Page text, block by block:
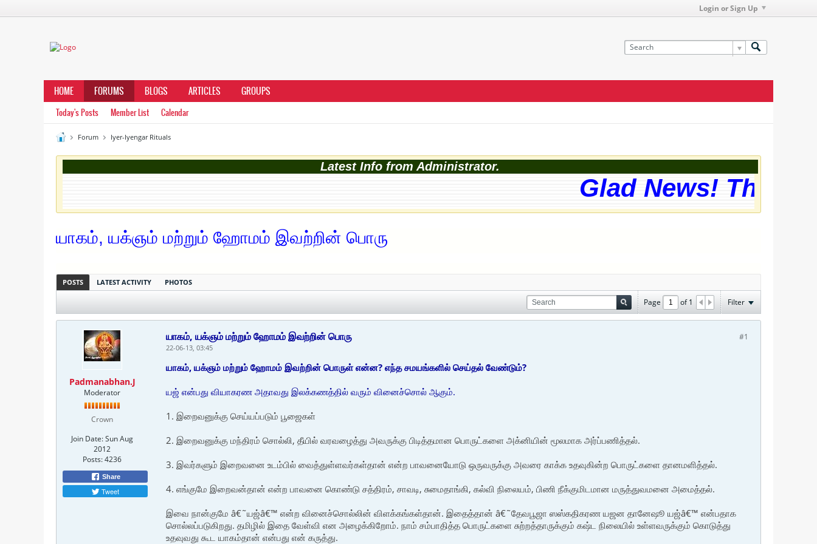
Login or Sign Up
HOME FORUMS BLOGS ARTICLES GROUPS
Today's Posts Member List Calendar
Forum Iyer-Iyengar Rituals
Latest Info from Administrator.
Glad News! The
யாகம், யக்ஞம் மற்றும் ஹோமம் இவற்றின் பொரு
POSTS LATEST ACTIVITY PHOTOS
Page of1 Filter
Padmanabhan.J
Moderator
Crown
Join Date:Sun Aug
2012
Posts:4236
Share
Tweet
#1
யாகம், யக்ஞம் மற்றும் ஹோமம் இவற்றின் பொரு
22-06-13, 03:45
யாகம், யக்ஞம் மற்றும் ஹோமம் இவற்றின் பொருள் என்ன? எந்த சமயங்களில் செய்தல் வேண்டும்?
யஜ் என்பது வியாகரண அதாவது இலக்கணத்தில் வரும் வினைச்சொல் ஆகும்.
1. இறைவனுக்கு செய்யப்படும் பூஜைகள்
2. இறைவனுக்கு மந்திரம் சொல்லி, தீயில் வரவழைத்து அவருக்கு பிடித்தமான பொருட்களை அக்னியின் மூலமாக அர்ப்பணித்தல்.
3. இவர்களும் இறைவனை உடம்பில் வைத்துள்ளவர்கள்தான் என்ற பாவனையோடு ஒருவருக்கு அவரை காக்க உதவுகின்ற பொருட்களை தானமளித்தல்.
4. எங்குமே இறைவன்தான் என்ற பாவனை கொண்டு சத்திரம், சாவடி, சுமைதாங்கி, கல்வி நிலையம், பிணி நீக்குமிடமான மருத்துவமனை அமைத்தல்.
இவை நான்குமே â€˜யஜ்â€™ என்ற வினைச்சொல்லின் விளக்கங்கள்தான். இதைத்தான் â€˜தேவபூஜா ஸஸ்கதிகரண யஜன தானேஷூ யஜ்â€™ என்பதாக
சொல்லப்படுகிறது. தமிழில் இதை வேள்வி என அழைக்கிறோம். நாம் சம்பாதித்த பொருட்களை சுற்றத்தாருக்கும் கஷ்ட நிலையில் உள்ளவருக்கும் கொடுத்து
உதவுவது கூட யாகம்தான் என்பது என் கருத்து.